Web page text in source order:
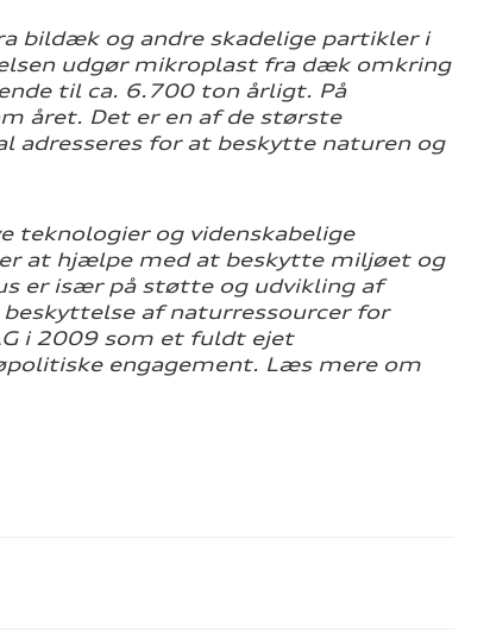
bildæk og andre skadelige partikler i
udgør mikroplast fra dæk omkring
til ca. 6.700 ton årligt. På
året. Det er en af de største
adresseres for at beskytte naturen og
teknologier og videnskabelige
at hjælpe med at beskytte miljøet og
er især på støtte og udvikling af
af naturressourcer for
i 2009 som et fuldt ejet
engagement. Læs mere om